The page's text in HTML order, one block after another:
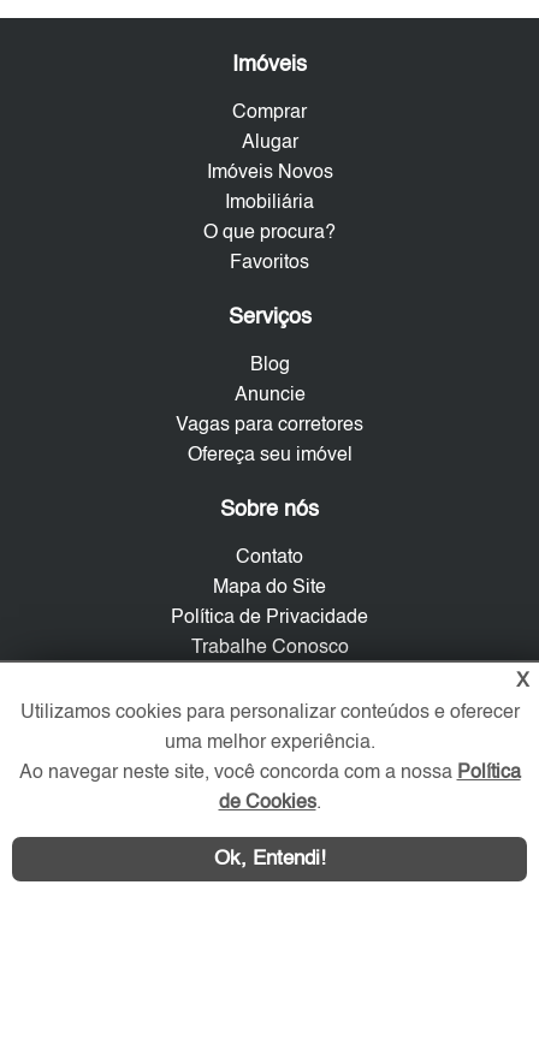
Imóveis
Comprar
Alugar
Imóveis Novos
Imobiliária
O que procura?
Favoritos
Serviços
Blog
Anuncie
Vagas para corretores
Ofereça seu imóvel
Sobre nós
Contato
Mapa do Site
Política de Privacidade
Trabalhe Conosco
Verificada por
Redes Sociais
X
Utilizamos cookies para personalizar conteúdos e oferecer
uma melhor experiência.
Ao navegar neste site, você concorda com a nossa Política
de Cookies.
Ok, Entendi!